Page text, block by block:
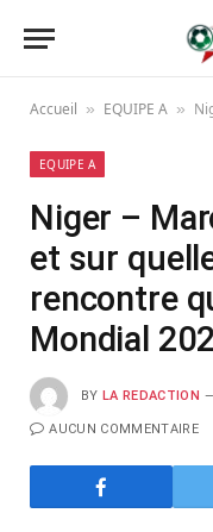
Accueil » EQUIPE A »
EQUIPE A
Niger –
et sur
rencontre
Mondial
BY LA REDACTION
AUCUN COMMENTAIRE